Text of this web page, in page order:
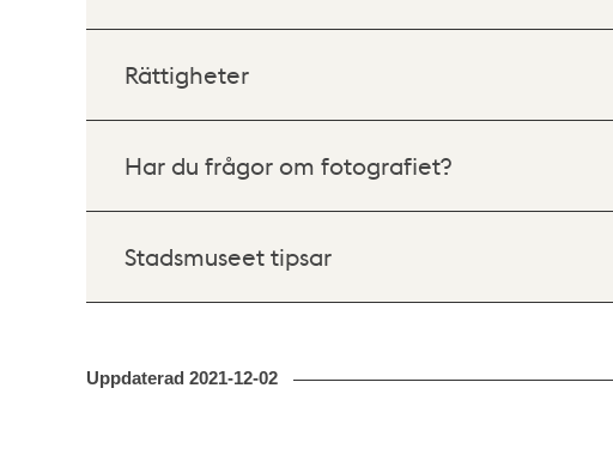
Rättigheter
Har du frågor om fotografiet?
Stadsmuseet tipsar
Uppdaterad 2021-12-02